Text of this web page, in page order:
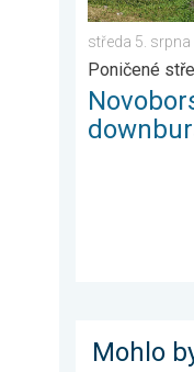
středa 5. srpna
Poničené
Mohlo